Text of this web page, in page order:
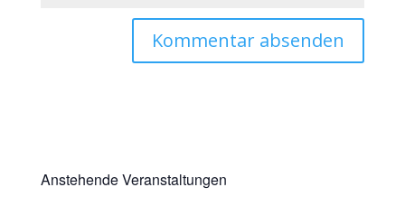
Anstehende Veranstaltungen